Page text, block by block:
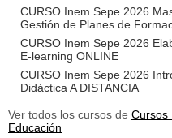
CURSO Inem Sepe 2026
Gestión de Planes de
CURSO Inem Sepe 2026
E-learning ONLINE
CURSO Inem Sepe 2026
Didáctica A DISTANCIA
Ver todos los cursos de Cursos
Educación